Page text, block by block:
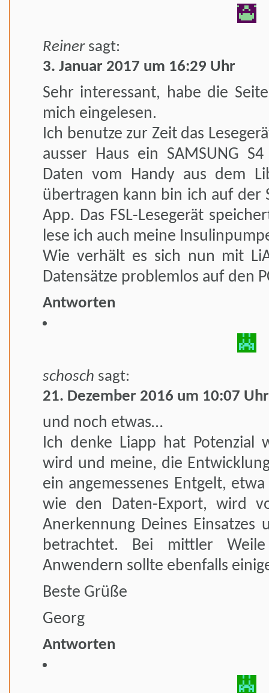
Reiner sagt:
3. Januar 2017 um 16:29 Uhr
Sehr interessant, habe die
mich eingelesen.
Ich benutze zur Zeit das
ausser Haus ein SAMSUNG
Daten vom Handy aus dem
übertragen kann bin ich auf der
App. Das FSL-Lesegerät
lese ich auch meine
Wie verhält es sich nun mit
Datensätze problemlos auf den
Antworten
schosch sagt:
21. Dezember 2016 um 10:07 Uhr
und noch etwas…
Ich denke Liapp hat Potenzial
wird und meine, die
ein angemessenes Entgelt,
wie den Daten-Export, wird
Anerkennung Deines Einsatzes
betrachtet. Bei mittler
Anwendern sollte ebenfalls
Beste Grüße
Georg
Antworten